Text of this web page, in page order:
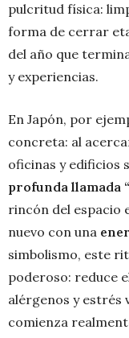
pulcritud física:
forma de cerrar
del año que
y experiencias.
En Japón, por
concreta: al
oficinas y edificios
profunda llamada
rincón del espacio
nuevo con una
simbolismo, este
poderoso: reduce
alérgenos y estrés
comienza